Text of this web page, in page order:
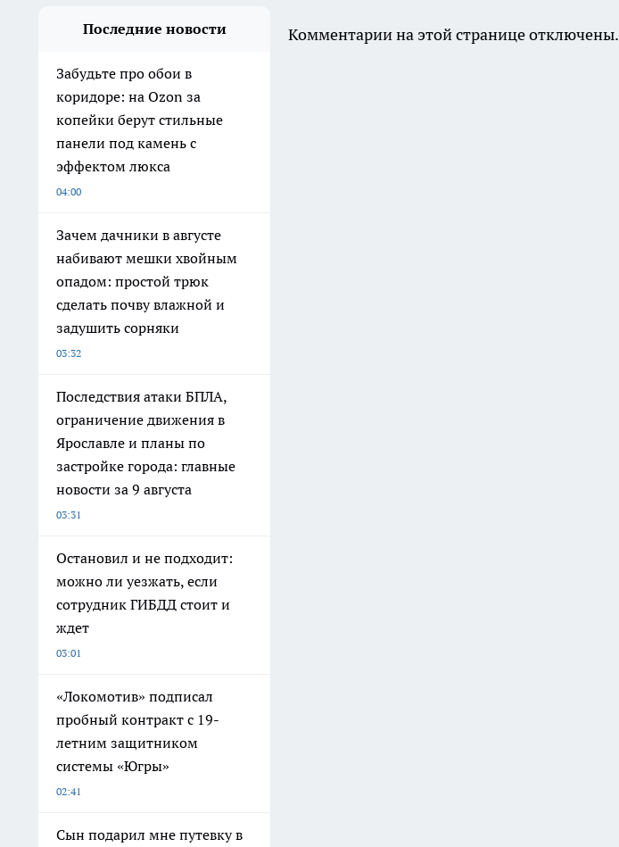
Последние новости
Забудьте про обои в
коридоре: на Ozon за
копейки берут стильные
панели под камень с
эффектом люкса
04:00
Зачем дачники в августе
набивают мешки хвойным
опадом: простой трюк
сделать почву влажной и
задушить сорняки
03:32
Последствия атаки БПЛА,
ограничение движения в
Ярославле и планы по
застройке города: главные
новости за 9 августа
03:31
Остановил и не подходит:
можно ли уезжать, если
сотрудник ГИБДД стоит и
ждет
03:01
«Локомотив» подписал
пробный контракт с 19-
летним защитником
системы «Югры»
02:41
Сын подарил мне путевку в
Комментарии на этой странице отключены.